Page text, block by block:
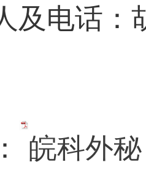
及电话：
皖科外